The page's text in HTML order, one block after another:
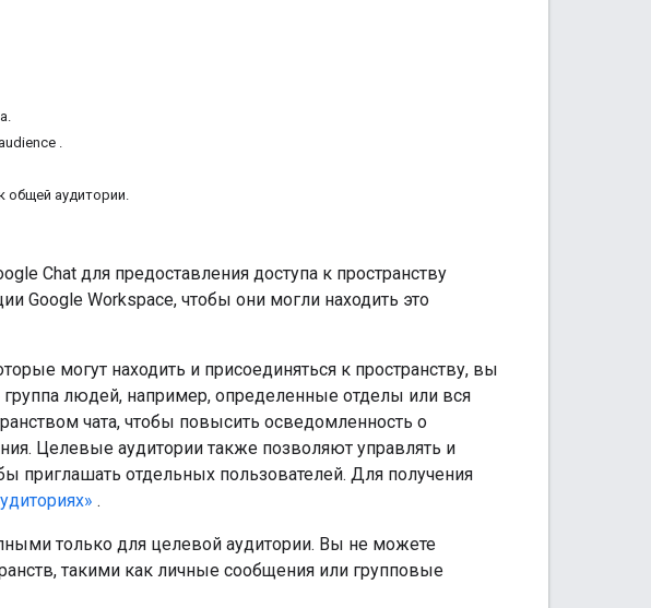
.
общей аудитории.
Chat для предоставления доступа к пространству
Google Workspace, чтобы они могли находить это
могут находить и присоединяться к пространству, вы
группа людей, например, определенные отделы или вся
чата, чтобы повысить осведомленность о
Целевые аудитории также позволяют управлять и
приглашать отдельных пользователей. Для получения
.
только для целевой аудитории. Вы не можете
такими как личные сообщения или групповые